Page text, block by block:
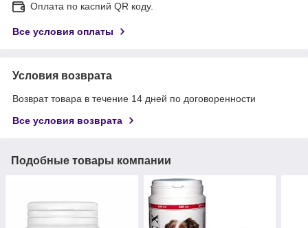
Оплата по каспий QR коду.
Все условия оплаты
Условия возврата
Возврат товара в течение 14 дней по договоренности
Все условия возврата
Подобные товары компании